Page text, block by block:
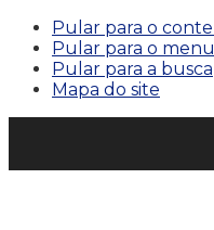
Pular para o
Pular para o menu
Pular para a busca
Mapa do site